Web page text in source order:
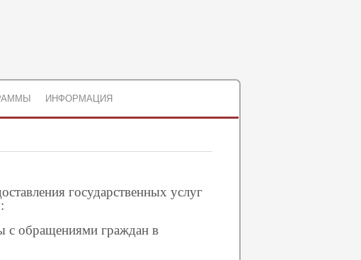
ИНФОРМАЦИЯ
государственных услуг
с обращениями граждан в